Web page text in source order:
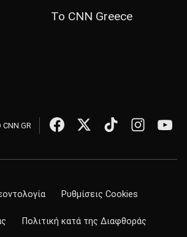
Το CNN Greece
Ρυθμίσεις Cookies
Πολιτική κατά της Διαφθοράς